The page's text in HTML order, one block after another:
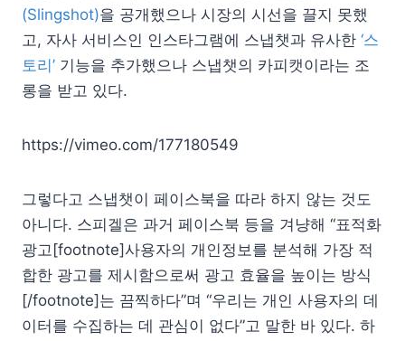
(Slingshot)을 공개했으나 시장의 시선을 끌지 못했
고, 자사 서비스인 인스타그램에 스냅챗과 유사한 ‘스
토리’ 기능을 추가했으나 스냅챗의 카피캣이라는 조
롱을 받고 있다.
https://vimeo.com/177180549
그렇다고 스냅챗이 페이스북을 따라 하지 않는 것도
아니다. 스피겔은 과거 페이스북 등을 겨냥해 “표적화
광고[footnote]사용자의 개인정보를 분석해 가장 적
합한 광고를 제시함으로써 광고 효율을 높이는 방식
[/footnote]는 끔찍하다”며 “우리는 개인 사용자의 데
이터를 수집하는 데 관심이 없다”고 말한 바 있다. 하